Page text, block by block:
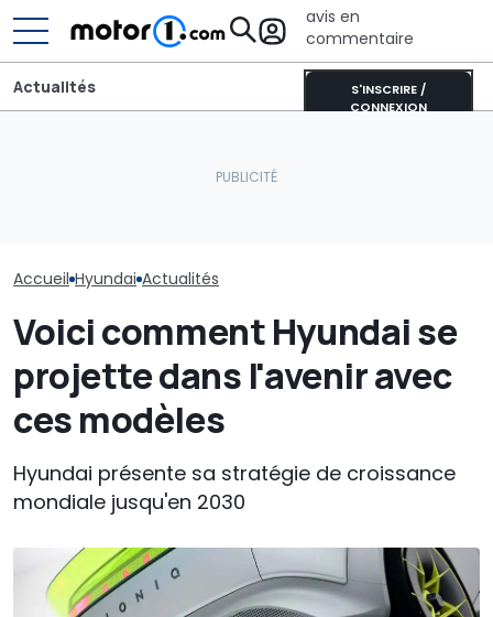
avis en
commentaire
S'INSCRIRE /
CONNEXION
Actualités
Accueil Hyundai Actualités
Voici comment Hyundai se
projette dans l'avenir avec
ces modèles
Hyundai présente sa stratégie de croissance
mondiale jusqu'en 2030